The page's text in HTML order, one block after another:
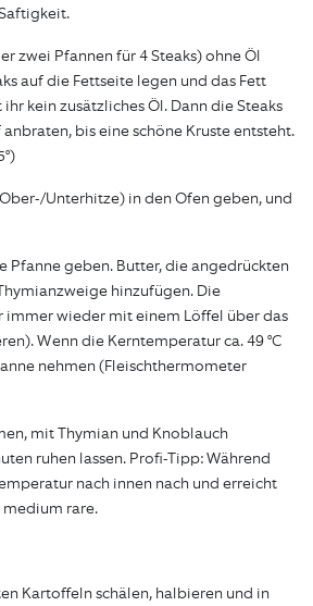
zwei Pfannen für 4 Steaks) ohne Öl
auf die Fettseite legen und das Fett
kein zusätzliches Öl. Dann die Steaks
bis eine schöne Kruste entsteht.
Unterhitze) in den Ofen geben, und
Pfanne geben. Butter, die angedrückten
hinzufügen. Die
immer wieder mit einem Löffel über das
Wenn die Kerntemperatur ca. 49 °C
nehmen (Fleischthermometer
mit Thymian und Knoblauch
ruhen lassen. Profi-Tipp: Während
nach innen nach und erreicht
medium rare.
Kartoffeln schälen, halbieren und in